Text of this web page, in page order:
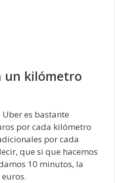
un kilómetro
es bastante
por cada kilómetro
por cada
que si que hacemos
10 minutos, la